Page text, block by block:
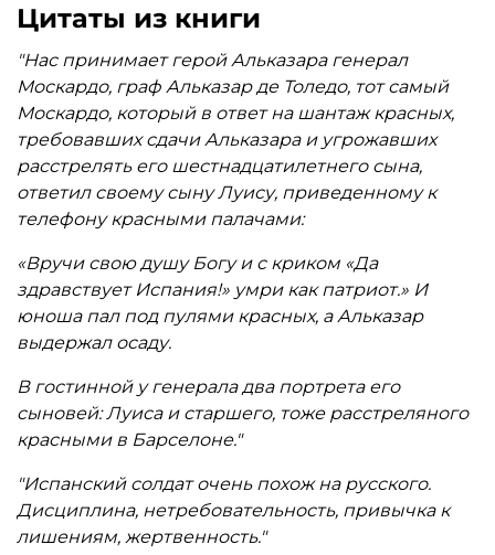
эмиграции «Глобус» Владимиром Азар-
Заровским, освещает вооруженную борьбу
белых офицеров в гражданской войне в
Испании 1936–1939 годов. Это дневники
добровольца в армии генералисимуса Франко,
офицера царской, а затем и Белой армии А. П.
Яремчука 2-ого, а так же письма, статьи и очерки
других русских добровольцев, сражавшихся
описание боевых действий и сурового
армейского быта прослеживаются судьбы
людей, которые, пройдя лишения и унижения
жизни в эмиграции, не раздумывая вступают в
захватившего до этого их Родину, против
коммунизма. Эти люди показали всему миру, что
русский не значит коммунист, а многие из них, в
том числе и первый издатель этой книги,
продолжили борьбу и во время Второй мировой
войны.
Цитаты из книги
"Нас принимает герой Альказара генерал
Москардо, граф Альказар де Толедо, тот самый
Москардо, который в ответ на шантаж красных,
требовавших сдачи Альказара и угрожавших
расстрелять его шестнадцатилетнего сына,
ответил своему сыну Луису, приведенному к
телефону красными палачами:
«Вручи свою душу Богу и с криком «Да
здравствует Испания!» умри как патриот.» И
юноша пал под пулями красных, а Альказар
выдержал осаду.
В гостинной у генерала два портрета его
сыновей: Луиса и старшего, тоже расстреляного
красными в Барселоне."
"Испанский солдат очень похож на русского.
Дисциплина, нетребовательность, привычка к
лишениям, жертвенность."